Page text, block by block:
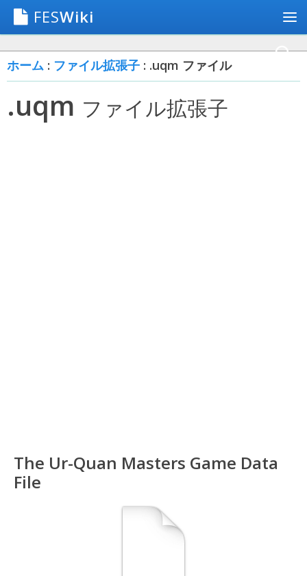
FESWiki
ホーム : ファイル拡張子 : .uqm ファイル
.uqm ファイル拡張子
The Ur-Quan Masters Game Data
File